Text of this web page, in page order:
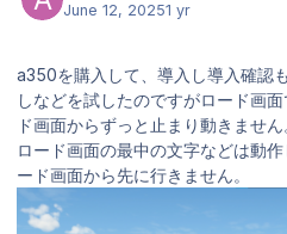
June 12, 20251 yr
a350を購入して、導入し導入確認
しなどを試したのですがロード画
ド画面からずっと止まり動きません
ロード画面の最中の文字などは動
ード画面から先に行きません。